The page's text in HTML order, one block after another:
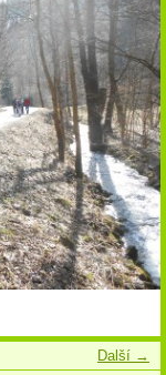
Další →